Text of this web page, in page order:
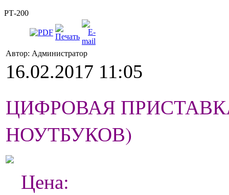
РТ-200
Автор: Администратор
16.02.2017 11:05
ЦИФРОВАЯ
НОУТБУКОВ)
Цена: